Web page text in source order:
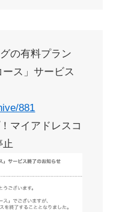
の有料プラン
ース」サービス
881
マイアドレスコ
止